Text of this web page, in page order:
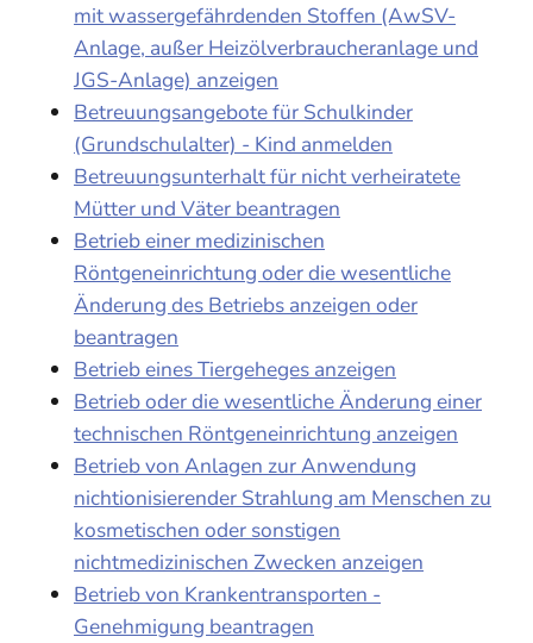
mit wassergefährdenden Stoffen (AwSV-
Anlage, außer Heizölverbraucheranlage und
JGS-Anlage) anzeigen
Betreuungsangebote für Schulkinder
(Grundschulalter) - Kind anmelden
Betreuungsunterhalt für nicht verheiratete
Mütter und Väter beantragen
Betrieb einer medizinischen
Röntgeneinrichtung oder die wesentliche
Änderung des Betriebs anzeigen oder
beantragen
Betrieb eines Tiergeheges anzeigen
Betrieb oder die wesentliche Änderung einer
technischen Röntgeneinrichtung anzeigen
Betrieb von Anlagen zur Anwendung
nichtionisierender Strahlung am Menschen zu
kosmetischen oder sonstigen
nichtmedizinischen Zwecken anzeigen
Betrieb von Krankentransporten -
Genehmigung beantragen